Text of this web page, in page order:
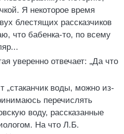
Я некоторое время
блестящих рассказчиков
что бабенка-то, по всему
уверенно отвечает: „Да что
„стаканчик воды, можно из-
перечислять
воду, рассказанные
На что Л.Б.